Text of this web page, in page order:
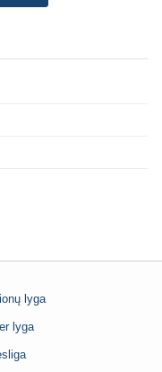
lyga
lyga